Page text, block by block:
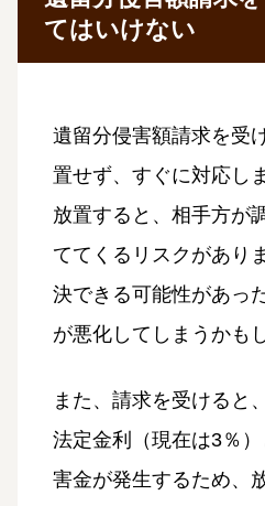
てはいけない
遺留分侵害額請求を受
置せず、すぐに対応し
放置すると、相手方が
ててくるリスクがあり
決できる可能性があっ
が悪化してしまうかも
また、請求を受けると
法定金利（現在は3％
害金が発生するため、